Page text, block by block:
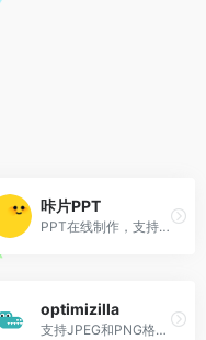
咔片PPT
PPT在线制作，支持AI一键生成
optimizilla
支持JPEG和PNG格式在线压缩工具